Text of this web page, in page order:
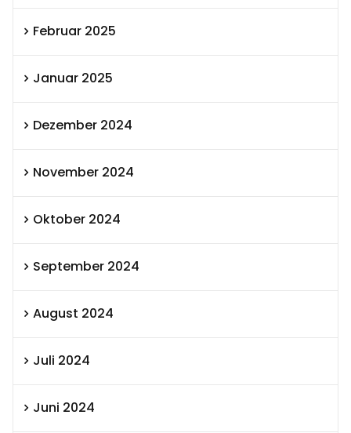
Februar 2025
Januar 2025
Dezember 2024
November 2024
Oktober 2024
September 2024
August 2024
Juli 2024
Juni 2024